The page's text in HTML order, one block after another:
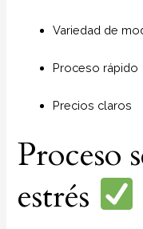
Variedad de
Proceso rápido
Precios claros
Proceso
estrés